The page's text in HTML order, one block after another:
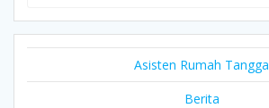
Asisten Rumah Tangga
Berita